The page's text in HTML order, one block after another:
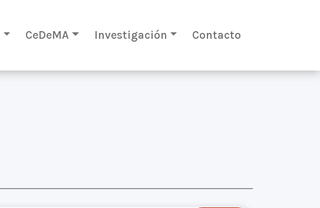
CeDeMA Investigación Contacto